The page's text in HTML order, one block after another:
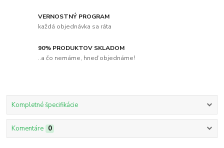
VERNOSTNÝ PROGRAM
každá objednávka sa ráta
90% PRODUKTOV SKLADOM
..a čo nemáme, hneď objednáme!
Kompletné špecifikácie
Komentáre 0